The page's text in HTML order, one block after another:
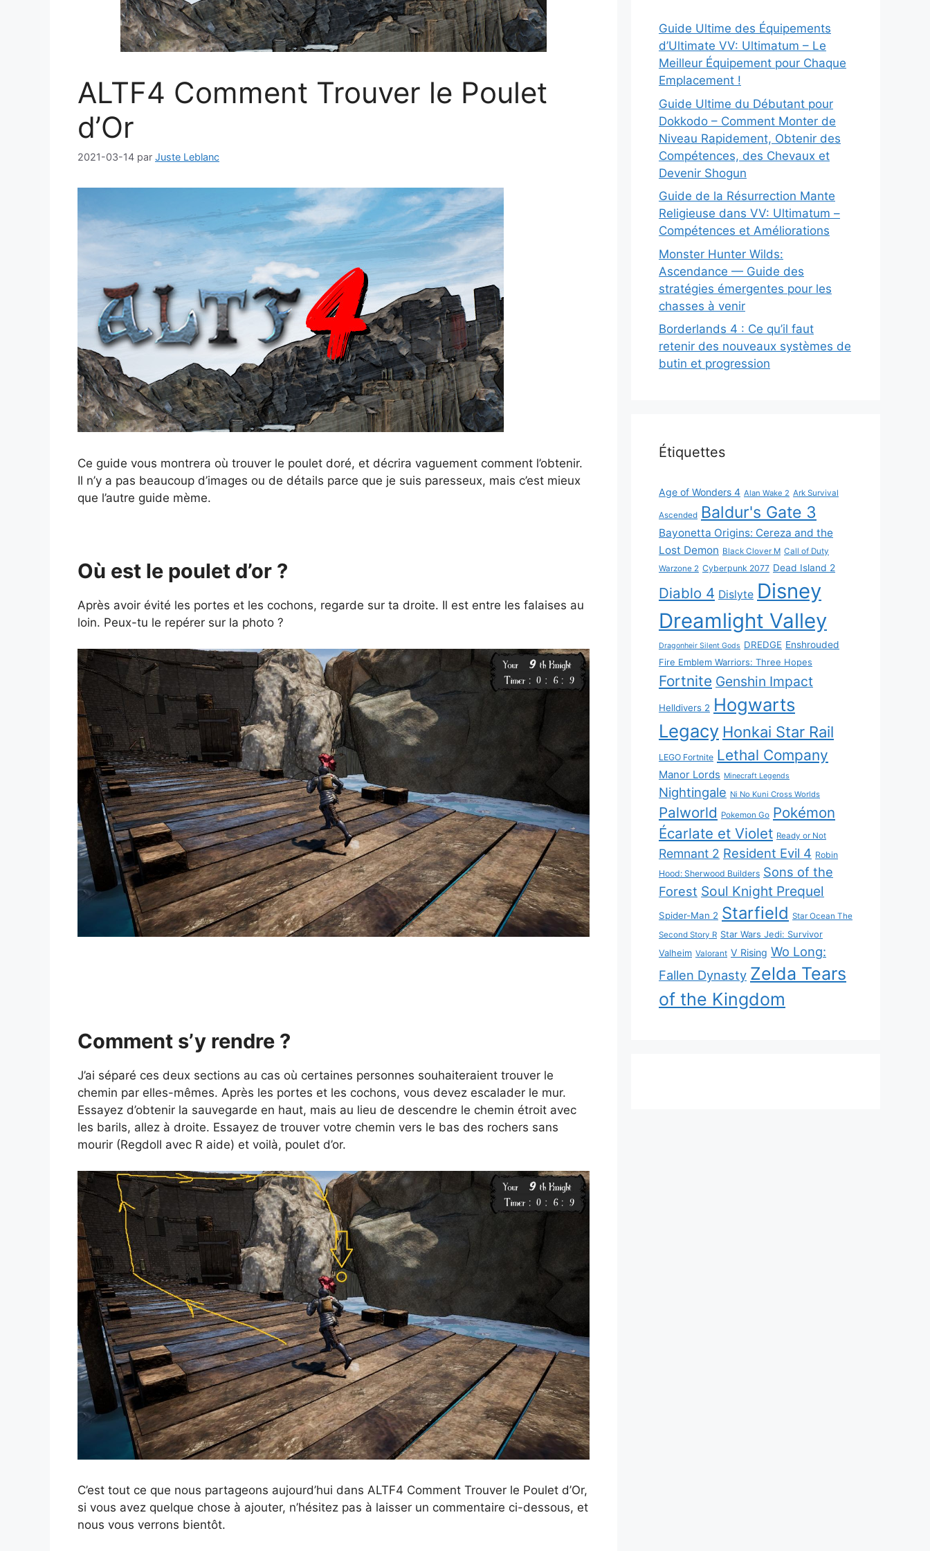
ALTF4 Comment Trouver le Poulet
d’Or
2021-03-14 par Juste Leblanc
Ce guide vous montrera où trouver le poulet doré, et décrira vaguement comment l’obtenir.
Il n’y a pas beaucoup d’images ou de détails parce que je suis paresseux, mais c’est mieux
que l’autre guide mème.
Où est le poulet d’or ?
Après avoir évité les portes et les cochons, regarde sur ta droite. Il est entre les falaises au
loin. Peux-tu le repérer sur la photo ?
Comment s’y rendre ?
J’ai séparé ces deux sections au cas où certaines personnes souhaiteraient trouver le
chemin par elles-mêmes. Après les portes et les cochons, vous devez escalader le mur.
Essayez d’obtenir la sauvegarde en haut, mais au lieu de descendre le chemin étroit avec
les barils, allez à droite. Essayez de trouver votre chemin vers le bas des rochers sans
mourir (Regdoll avec R aide) et voilà, poulet d’or.
C’est tout ce que nous partageons aujourd’hui dans ALTF4 Comment Trouver le Poulet d’Or,
si vous avez quelque chose à ajouter, n’hésitez pas à laisser un commentaire ci-dessous, et
nous vous verrons bientôt.
Guide Ultime des Équipements
d’Ultimate VV: Ultimatum – Le
Meilleur Équipement pour Chaque
Emplacement !
Guide Ultime du Débutant pour
Dokkodo – Comment Monter de
Niveau Rapidement, Obtenir des
Compétences, des Chevaux et
Devenir Shogun
Guide de la Résurrection Mante
Religieuse dans VV: Ultimatum –
Compétences et Améliorations
Monster Hunter Wilds:
Ascendance — Guide des
stratégies émergentes pour les
chasses à venir
Borderlands 4 : Ce qu’il faut
retenir des nouveaux systèmes de
butin et progression
Étiquettes
Age of Wonders 4 Alan Wake 2 Ark Survival
Ascended Baldur's Gate 3
Bayonetta Origins: Cereza and the
Lost Demon Black Clover M Call of Duty
Warzone 2 Cyberpunk 2077 Dead Island 2
Diablo 4 Dislyte Disney
Dreamlight Valley
Dragonheir Silent Gods DREDGE Enshrouded
Fire Emblem Warriors: Three Hopes
Fortnite Genshin Impact
Helldivers 2 Hogwarts
Legacy Honkai Star Rail
LEGO Fortnite Lethal Company
Manor Lords Minecraft Legends
Nightingale Ni No Kuni Cross Worlds
Palworld Pokemon Go Pokémon
Écarlate et Violet Ready or Not
Remnant 2 Resident Evil 4 Robin
Hood: Sherwood Builders Sons of the
Forest Soul Knight Prequel
Spider-Man 2 Starfield Star Ocean The
Second Story R Star Wars Jedi: Survivor
Valheim Valorant V Rising Wo Long:
Fallen Dynasty Zelda Tears
of the Kingdom